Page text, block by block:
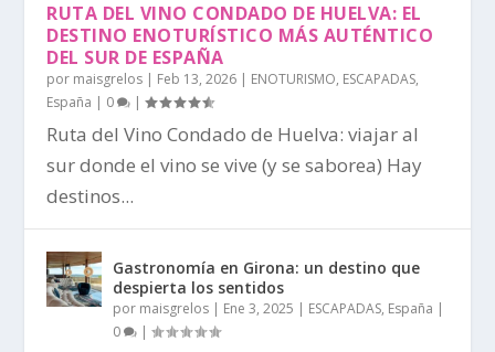
RUTA DEL VINO CONDADO DE HUELVA: EL
DESTINO ENOTURÍSTICO MÁS AUTÉNTICO
DEL SUR DE ESPAÑA
por maisgrelos | Feb 13, 2026 | ENOTURISMO, ESCAPADAS,
España | 0 |
Ruta del Vino Condado de Huelva: viajar al
sur donde el vino se vive (y se saborea) Hay
destinos...
Gastronomía en Girona: un destino que
despierta los sentidos
por maisgrelos | Ene 3, 2025 | ESCAPADAS, España |
0
|